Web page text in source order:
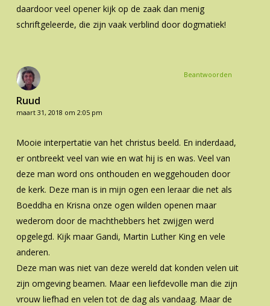
daardoor veel opener kijk op de zaak dan menig
schriftgeleerde, die zijn vaak verblind door dogmatiek!
Ruud
maart 31, 2018 om 2:05 pm
Mooie interpertatie van het christus beeld. En inderdaad,
er ontbreekt veel van wie en wat hij is en was. Veel van
deze man word ons onthouden en weggehouden door
de kerk. Deze man is in mijn ogen een leraar die net als
Boeddha en Krisna onze ogen wilden openen maar
wederom door de machthebbers het zwijgen werd
opgelegd. Kijk maar Gandi, Martin Luther King en vele
anderen.
Deze man was niet van deze wereld dat konden velen uit
zijn omgeving beamen. Maar een liefdevolle man die zijn
vrouw liefhad en velen tot de dag als vandaag. Maar de
Beantwoorden